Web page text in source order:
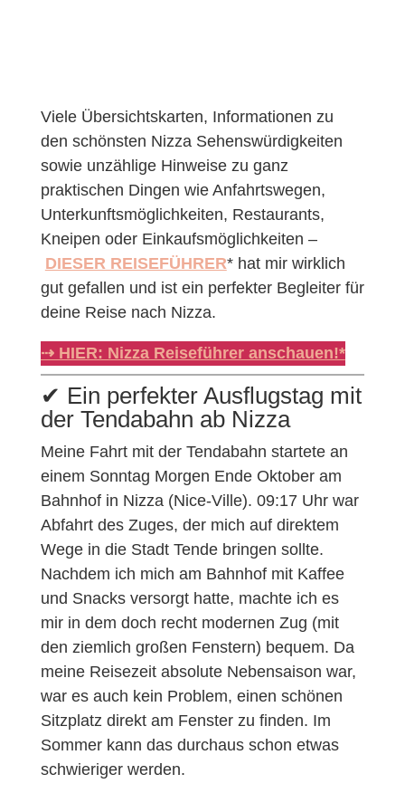
Viele Übersichtskarten, Informationen zu
den schönsten Nizza Sehenswürdigkeiten
sowie unzählige Hinweise zu ganz
praktischen Dingen wie Anfahrtswegen,
Unterkunftsmöglichkeiten, Restaurants,
Kneipen oder Einkaufsmöglichkeiten –
DIESER REISEFÜHRER* hat mir wirklich
gut gefallen und ist ein perfekter Begleiter für
deine Reise nach Nizza.
⇢ HIER: Nizza Reiseführer anschauen!*
✔︎ Ein perfekter Ausflugstag mit
der Tendabahn ab Nizza
Meine Fahrt mit der Tendabahn startete an
einem Sonntag Morgen Ende Oktober am
Bahnhof in Nizza (Nice-Ville). 09:17 Uhr war
Abfahrt des Zuges, der mich auf direktem
Wege in die Stadt Tende bringen sollte.
Nachdem ich mich am Bahnhof mit Kaffee
und Snacks versorgt hatte, machte ich es
mir in dem doch recht modernen Zug (mit
den ziemlich großen Fenstern) bequem. Da
meine Reisezeit absolute Nebensaison war,
war es auch kein Problem, einen schönen
Sitzplatz direkt am Fenster zu finden. Im
Sommer kann das durchaus schon etwas
schwieriger werden.